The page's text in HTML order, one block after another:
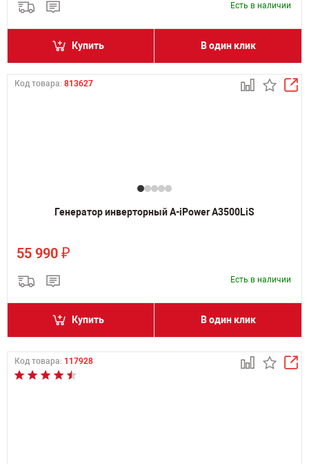
Есть в наличии
Купить В один клик
Код товара: 813627
Генератор инверторный A-iPower A3500LiS
55 990 ₽
Есть в наличии
Купить В один клик
Код товара: 117928